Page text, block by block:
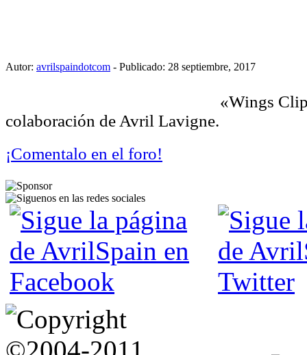
Autor: avrilspaindotcom - Publicado: 28 septiembre, 2017
«Wings
colaboración de Avril Lavigne.
¡Comentalo en el foro!